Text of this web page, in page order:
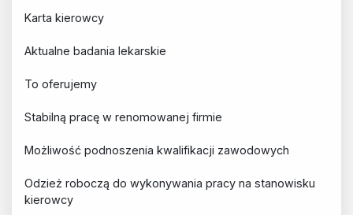
Karta kierowcy
Aktualne badania lekarskie
To oferujemy
Stabilną pracę w renomowanej firmie
Możliwość podnoszenia kwalifikacji zawodowych
Odzież roboczą do wykonywania pracy na stanowisku
kierowcy